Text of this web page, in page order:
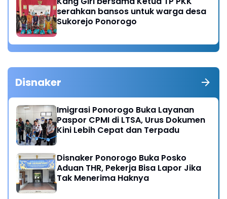
serahkan bansos untuk warga desa
Sukorejo Ponorogo
Disnaker
Imigrasi Ponorogo Buka Layanan
Paspor CPMI di LTSA, Urus Dokumen
Kini Lebih Cepat dan Terpadu
Disnaker Ponorogo Buka Posko
Aduan THR, Pekerja Bisa Lapor Jika
Tak Menerima Haknya